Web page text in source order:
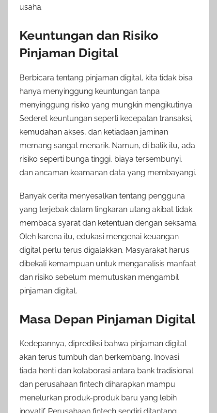
usaha.
Keuntungan dan Risiko
Pinjaman Digital
Berbicara tentang pinjaman digital, kita tidak bisa
hanya menyinggung keuntungan tanpa
menyinggung risiko yang mungkin mengikutinya.
Sederet keuntungan seperti kecepatan transaksi,
kemudahan akses, dan ketiadaan jaminan
memang sangat menarik. Namun, di balik itu, ada
risiko seperti bunga tinggi, biaya tersembunyi,
dan ancaman keamanan data yang membayangi.
Banyak cerita menyesalkan tentang pengguna
yang terjebak dalam lingkaran utang akibat tidak
membaca syarat dan ketentuan dengan seksama.
Oleh karena itu, edukasi mengenai keuangan
digital perlu terus digalakkan. Masyarakat harus
dibekali kemampuan untuk menganalisis manfaat
dan risiko sebelum memutuskan mengambil
pinjaman digital.
Masa Depan Pinjaman Digital
Kedepannya, diprediksi bahwa pinjaman digital
akan terus tumbuh dan berkembang. Inovasi
tiada henti dan kolaborasi antara bank tradisional
dan perusahaan fintech diharapkan mampu
menelurkan produk-produk baru yang lebih